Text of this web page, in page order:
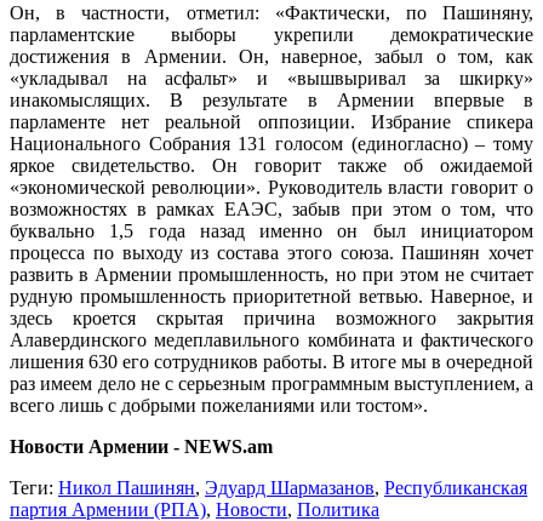
Он, в частности, отметил: «Фактически, по Пашиняну,
парламентские выборы укрепили демократические
достижения в Армении. Он, наверное, забыл о том, как
«укладывал на асфальт» и «вышвыривал за шкирку»
инакомыслящих. В результате в Армении впервые в
парламенте нет реальной оппозиции. Избрание спикера
Национального Собрания 131 голосом (единогласно) – тому
яркое свидетельство. Он говорит также об ожидаемой
«экономической революции». Руководитель власти говорит о
возможностях в рамках ЕАЭС, забыв при этом о том, что
буквально 1,5 года назад именно он был инициатором
процесса по выходу из состава этого союза. Пашинян хочет
развить в Армении промышленность, но при этом не считает
рудную промышленность приоритетной ветвью. Наверное, и
здесь кроется скрытая причина возможного закрытия
Алавердинского медеплавильного комбината и фактического
лишения 630 его сотрудников работы. В итоге мы в очередной
раз имеем дело не с серьезным программным выступлением, а
всего лишь с добрыми пожеланиями или тостом».
Новости Армении - NEWS.am
Теги: Никол Пашинян, Эдуард Шармазанов, Республиканская
партия Армении (РПА), Новости, Политика